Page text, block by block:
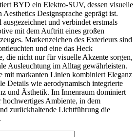
BYD ein Elektro-SUV, dessen visuelle
Designsprache geprägt ist.
und verbindet erstmals
mit dem Auftritt eines großen
Markenzeichen des Exterieurs sind
und eine das Heck
die nicht nur für visuelle Akzente sorgen,
Ausleuchtung im Alltag gewährleisten.
mit markanten Linien kombiniert Eleganz
Details wie aerodynamisch integrierte
und Ästhetik. Im Innenraum dominiert
hochwertiges Ambiente, in dem
zurückhaltende Lichtführung die